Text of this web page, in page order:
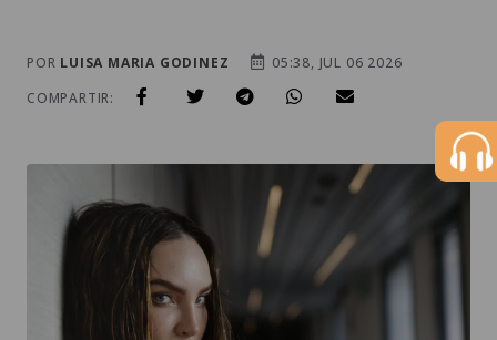
POR LUISA MARIA GODINEZ
05:38, JUL 06 2026
COMPARTIR: